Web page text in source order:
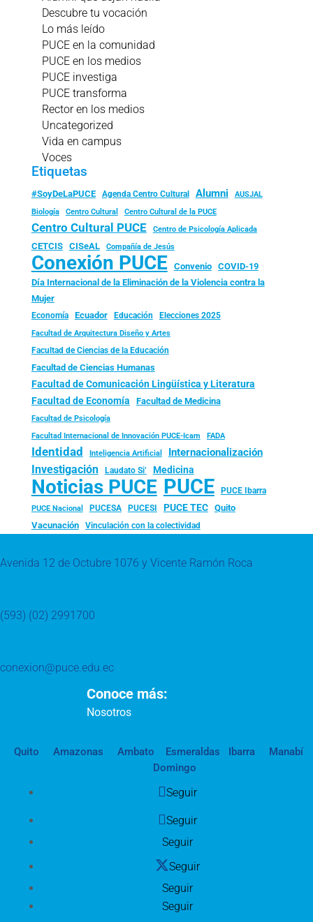
Descubre tu vocación
Lo más leído
PUCE en la comunidad
PUCE en los medios
PUCE investiga
PUCE transforma
Rector en los medios
Uncategorized
Vida en campus
Voces
Etiquetas
#SoyDeLaPUCE Agenda Centro Cultural Alumni
AUSJAL
Biología
Centro Cultural Centro Cultural de la PUCE
Centro Cultural PUCE Centro de Psicología Aplicada
CETCIS CISeAL Compañía de Jesús
Conexión PUCE Convenio
COVID-19
Día Internacional de la Eliminación de la Violencia contra la
Mujer
Economía Ecuador Educación Elecciones 2025
Facultad de Arquitectura Diseño y Artes
Facultad de Ciencias de la Educación
Facultad de Ciencias Humanas
Facultad de Comunicación Lingüística y Literatura
Facultad de Economía Facultad de Medicina
Facultad de Psicología
Facultad Internacional de Innovación PUCE-Icam FADA
Identidad Inteligencia Artificial Internacionalización
Investigación Laudato Si’ Medicina
Noticias PUCE PUCE PUCE Ibarra
PUCE Nacional PUCESA PUCESI PUCE TEC
Quito
Vacunación
Vinculación con la colectividad
Avenida 12 de Octubre 1076 y Vicente Ramón Roca
(593) (02) 2991700
conexion@puce.edu.ec
Conoce más:
Nosotros
Quito Amazonas Ambato Esmeraldas Ibarra
Manabí
Domingo
Seguir
Seguir
Seguir
Seguir
Seguir
Seguir